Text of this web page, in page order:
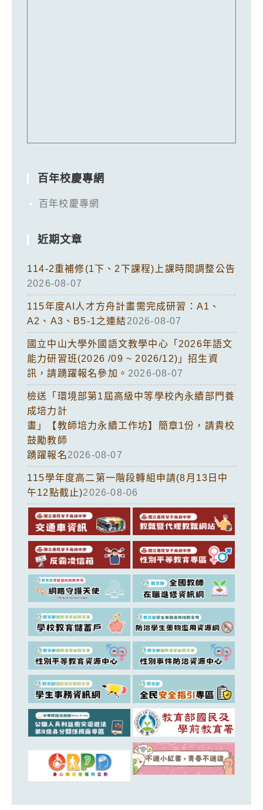
百年校慶專網
百年校慶專網
近期文章
114-2重補修(1下、2下課程)上課時間調整公告
2026-08-07
115年度AI人才方舟計畫需完成研習：A1、
A2、A3、B5-1之連結2026-08-07
國立中山大學外國語文教學中心「2026年語文
能力研習班(2026 /09 ~ 2026/12)」招生資
訊，請踴躍報名參加。 2026-08-07
檢送「環境部第1屆高級中等學校內永續部門養
成培力計
畫」【教師培力永續工作坊】簡章1份，請貴校
鼓勵教師
踴躍報名2026-08-07
115學年度高二第一階段轉組申請(8月13日中
午12點截止)2026-08-06